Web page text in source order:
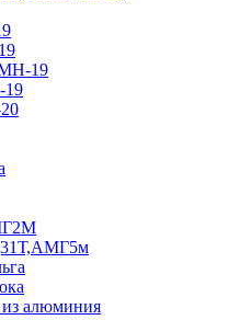
МН-19
19
из алюминия